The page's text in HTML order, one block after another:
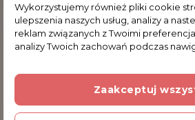
Na razie nie dodano
Dodatkowe
INNE PRODUKTY W TEJ
Wykorzystujemy również pliki cookie
ulepszenia naszych usług, analizy a
reklam związanych z Twoimi
analizy Twoich zachowań podczas
Zaakceptuj